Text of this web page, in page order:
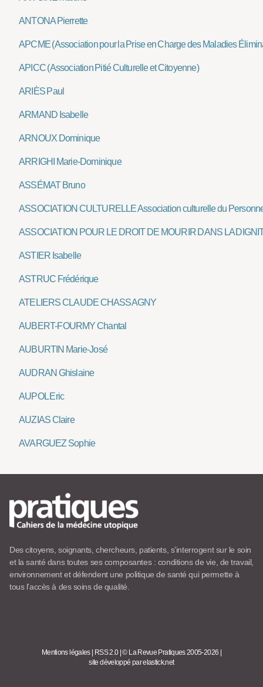
ANTONA Pierrette
APCME (Association pour la Prise en Charge des Maladies
APICC (Association Pitié Culturelle et Citoyenne)
ARIÈS Paul
ARMAND Isabelle
ARNOUX Dominique
ARRIGHI Marie-Dominique
ASSÉMAT Bruno
ASSOCIATION CULTURELLE Association culturelle du
ASSOCIATION POUR LE DROIT DE MOURIR DANS LA
ASTIER Isabelle
ASTRUC Frédérique
ATELIERS CLAUDE CHASSAGNY
AUBERT-FOURMY Chantal
AUBURTIN Marie-José
AUDRAN Ghislaine
AUPOL Eric
AUZIAS Claire
AVARGUEZ Sophie
Des citoyens, soignants, chercheurs, patients, s’interrogent sur le soin
et la santé dans toutes ses composantes : conditions de vie, de travail,
environnement et défendent une politique de santé qui permette à
tous l’accès à des soins de qualité.
Mentions légales RSS 2.0 |© La Revue Pratiques 2005-2026
site développé par elastick.net